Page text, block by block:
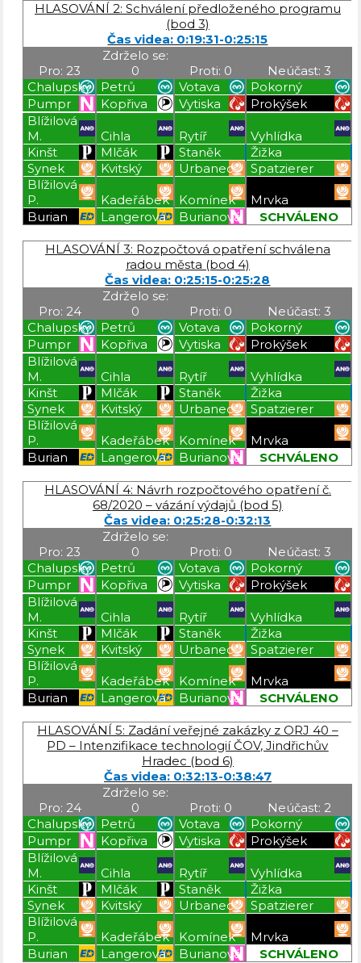
HLASOVÁNÍ 2: Schválení předloženého programu
(bod 3)
Čas videa: 0:19:31-0:25:15
Pro: 23
Zdrželo se:
0
Proti: 0
Neúčast: 3
Chalupský
Petrů Votava
Pokorný
Pumpr
Kopřiva Vytiska
Prokýšek
Blížilová
M.
Cihla Rytíř
Vyhlídka
Kinšt
Mlčák Staněk
Žižka
Synek
Kvitský Urbanec
Spatzierer
Blížilová
P.
Kadeřábek Komínek
Mrvka
Burian
Langerová Burianová
SCHVÁLENO
HLASOVÁNÍ 3: Rozpočtová opatření schválena
radou města (bod 4)
Čas videa: 0:25:15-0:25:28
Pro: 24
Zdrželo se:
0
Proti: 0
Neúčast: 3
Chalupský
Petrů Votava
Pokorný
Pumpr
Kopřiva Vytiska
Prokýšek
Blížilová
M.
Cihla Rytíř
Vyhlídka
Kinšt
Mlčák Staněk
Žižka
Synek
Kvitský Urbanec
Spatzierer
Blížilová
P.
Kadeřábek Komínek
Mrvka
Burian
Langerová Burianová
SCHVÁLENO
HLASOVÁNÍ 4: Návrh rozpočtového opatření č.
68/2020 – vázání výdajů (bod 5)
Čas videa: 0:25:28-0:32:13
Pro: 23
Zdrželo se:
0
Proti: 0
Neúčast: 3
Chalupský
Petrů Votava
Pokorný
Pumpr
Kopřiva Vytiska
Prokýšek
Blížilová
M.
Cihla Rytíř
Vyhlídka
Kinšt
Mlčák Staněk
Žižka
Synek
Kvitský Urbanec
Spatzierer
Blížilová
P.
Kadeřábek Komínek
Mrvka
Burian
Langerová Burianová
SCHVÁLENO
HLASOVÁNÍ 5: Zadání veřejné zakázky z ORJ 40 –
PD – Intenzifikace technologií ČOV, Jindřichův
Hradec (bod 6)
Čas videa: 0:32:13-0:38:47
Pro: 24
Zdrželo se:
0
Proti: 0
Neúčast: 2
Chalupský
Petrů Votava
Pokorný
Pumpr
Kopřiva Vytiska
Prokýšek
Blížilová
M.
Cihla Rytíř
Vyhlídka
Kinšt
Mlčák Staněk
Žižka
Synek
Kvitský Urbanec
Spatzierer
Blížilová
P.
Kadeřábek Komínek
Mrvka
Burian
Langerová Burianová
SCHVÁLENO